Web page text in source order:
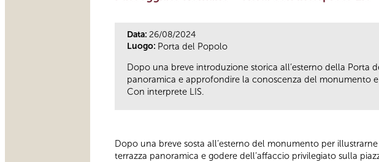
Data: 26/08/2024
Luogo: Porta del Popolo
Dopo una breve introduzione storica all’esterno della Porta
panoramica e approfondire la conoscenza del monumento
Con interprete LIS.
Dopo una breve sosta all’esterno del monumento per
terrazza panoramica e godere dell’affaccio privilegiato sulla